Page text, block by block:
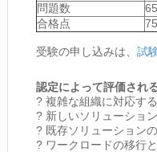
問題数
合格点
受験の申し込みは、 試
認定によって評価され
? 複雑な組織に対応す
? 新しいソリューショ
? 既存ソリューション
? ワークロードの移行